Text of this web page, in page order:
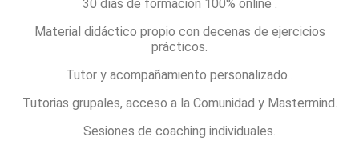
30 días de formación 100% online .
Material didáctico propio con decenas de ejercicios
prácticos.
Tutor y acompañamiento personalizado .
Tutorias grupales, acceso a la Comunidad y Mastermind.
Sesiones de coaching individuales.